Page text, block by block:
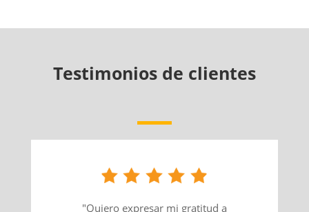
Testimonios de clientes
"Quiero expresar mi gratitud a